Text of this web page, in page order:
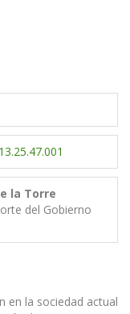
la Torre
del Gobierno
en la sociedad actual